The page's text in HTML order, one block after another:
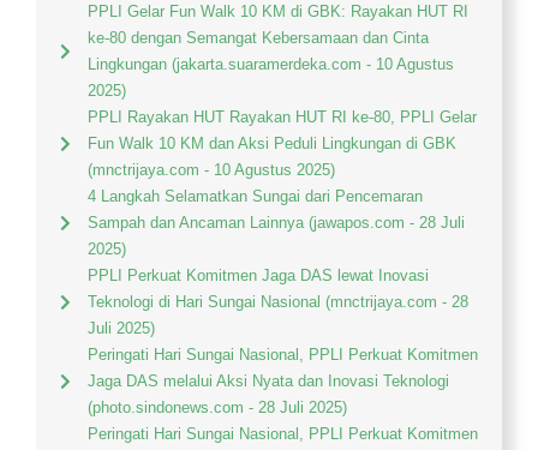
PPLI Gelar Fun Walk 10 KM di GBK: Rayakan HUT RI
ke-80 dengan Semangat Kebersamaan dan Cinta
Lingkungan (jakarta.suaramerdeka.com - 10 Agustus
2025)
PPLI Rayakan HUT Rayakan HUT RI ke-80, PPLI Gelar
Fun Walk 10 KM dan Aksi Peduli Lingkungan di GBK
(mnctrijaya.com - 10 Agustus 2025)
4 Langkah Selamatkan Sungai dari Pencemaran
Sampah dan Ancaman Lainnya (jawapos.com - 28 Juli
2025)
PPLI Perkuat Komitmen Jaga DAS lewat Inovasi
Teknologi di Hari Sungai Nasional (mnctrijaya.com - 28
Juli 2025)
Peringati Hari Sungai Nasional, PPLI Perkuat Komitmen
Jaga DAS melalui Aksi Nyata dan Inovasi Teknologi
(photo.sindonews.com - 28 Juli 2025)
Peringati Hari Sungai Nasional, PPLI Perkuat Komitmen